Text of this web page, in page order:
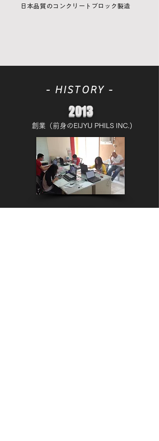
​日本品質のコンクリートブロック製造
- HISTORY -
2013
創業（前身のEIJYU PHILS INC.)
2014